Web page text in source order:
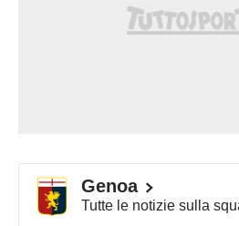
Genoa
Tutte le notizie sulla